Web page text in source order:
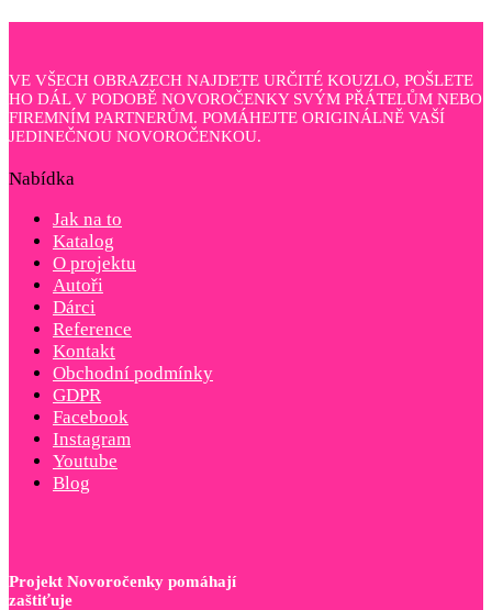
VE VŠECH OBRAZECH NAJDETE URČITÉ KOUZLO, POŠLETE
HO DÁL V PODOBĚ NOVOROČENKY SVÝM PŘÁTELŮM NEBO
FIREMNÍM PARTNERŮM. POMÁHEJTE ORIGINÁLNĚ VAŠÍ
JEDINEČNOU NOVOROČENKOU.
Nabídka
Jak na to
Katalog
O projektu
Autoři
Dárci
Reference
Kontakt
Obchodní podmínky
GDPR
Facebook
Instagram
Youtube
Blog
Projekt Novoročenky pomáhají
zaštiťuje